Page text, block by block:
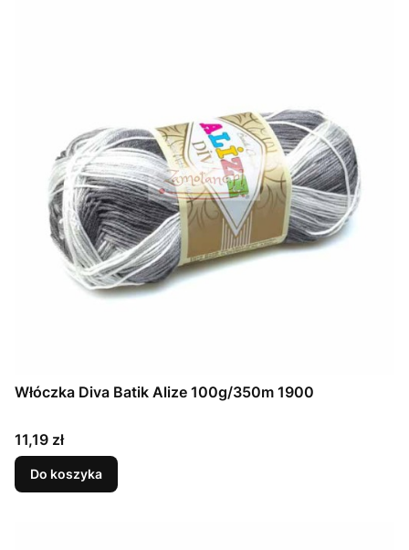
Włóczka Diva Batik Alize 100g/350m 1900
Cena
11,19 zł
Do koszyka